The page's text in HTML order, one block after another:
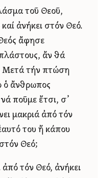
τοῦ Θεοῦ,
ἀνήκει στόν Θεό.
ἄφησε
ἄν θά
Μετά τήν πτώση
ὁ ἄνθρωπος
ποῦμε ἔτσι, σ᾿
μακριά ἀπό τόν
του ἤ κάπου
Θεό;
τόν Θεό, ἀνήκει